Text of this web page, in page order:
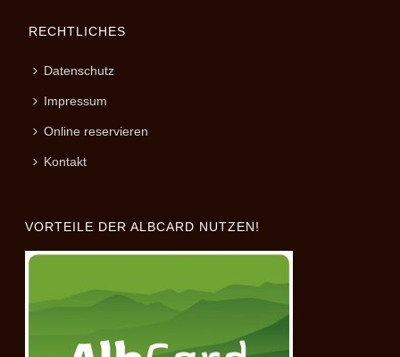
RECHTLICHES
Datenschutz
Impressum
Online reservieren
Kontakt
VORTEILE DER ALBCARD NUTZEN!